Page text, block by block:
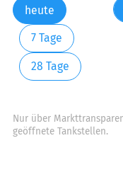
heute
7 Tage
28 Tage
Nur über
geöffnete Tankstellen.